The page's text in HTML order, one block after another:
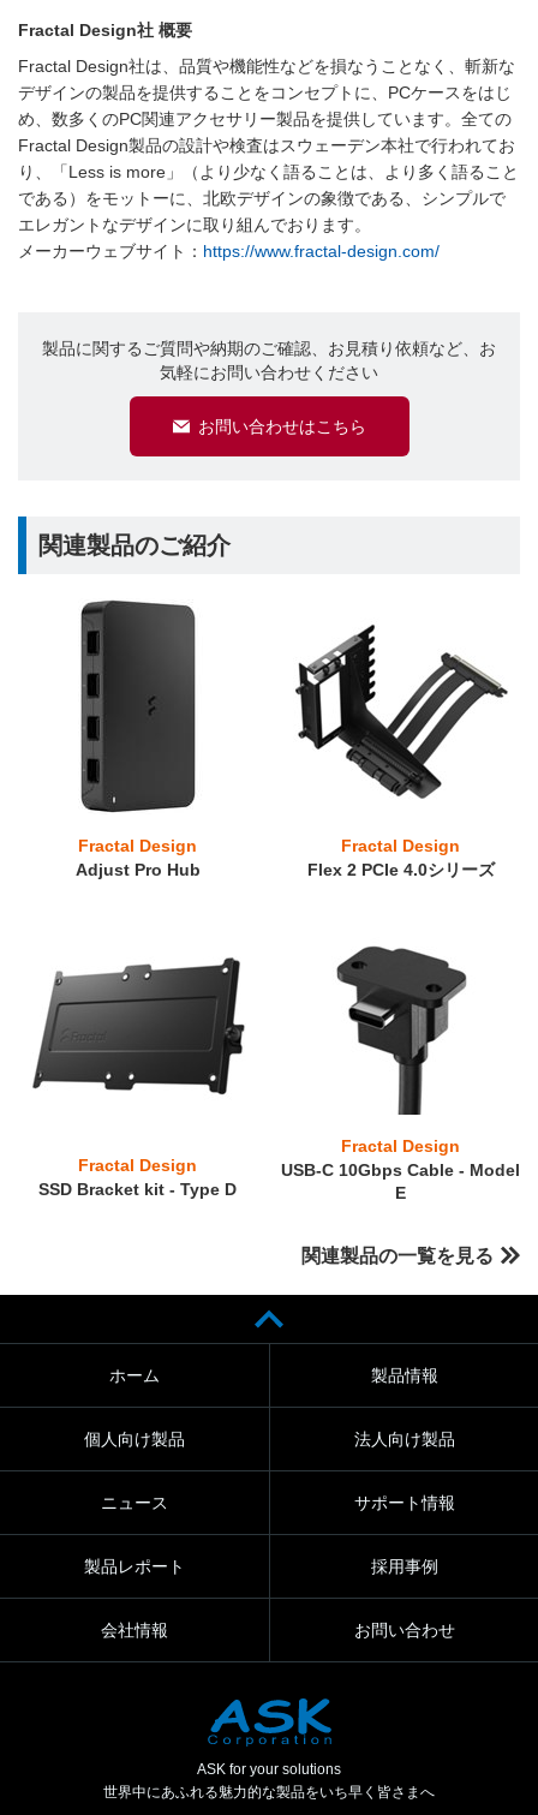
Fractal Design社 概要
Fractal Design社は、品質や機能性などを損なうことなく、斬新な
デザインの製品を提供することをコンセプトに、PCケースをはじ
め、数多くのPC関連アクセサリー製品を提供しています。全ての
Fractal Design製品の設計や検査はスウェーデン本社で行われてお
り、「Less is more」（より少なく語ることは、より多く語ること
である）をモットーに、北欧デザインの象徴である、シンプルで
エレガントなデザインに取り組んでおります。
メーカーウェブサイト： https://www.fractal-design.com/
製品に関するご質問や納期のご確認、お見積り依頼など、お
気軽にお問い合わせください
お問い合わせはこちら
関連製品のご紹介
Fractal Design
Adjust Pro Hub
Fractal Design
Flex 2 PCIe 4.0シリーズ
Fractal Design
SSD Bracket kit - Type D
Fractal Design
USB-C 10Gbps Cable - Model
E
関連製品の一覧を見る
ホーム 製品情報
個人向け製品 法人向け製品
ニュース サポート情報
製品レポート 採用事例
会社情報 お問い合わせ
ASK for your solutions
世界中にあふれる魅力的な製品をいち早く皆さまへ